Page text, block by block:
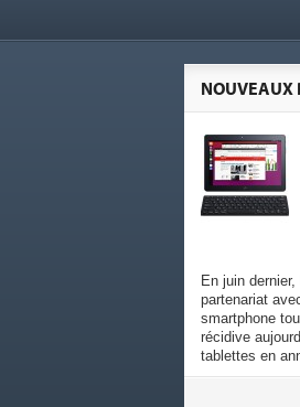
NOUVEAUX
En juin
partenariat
smartphone
récidive
tablettes en